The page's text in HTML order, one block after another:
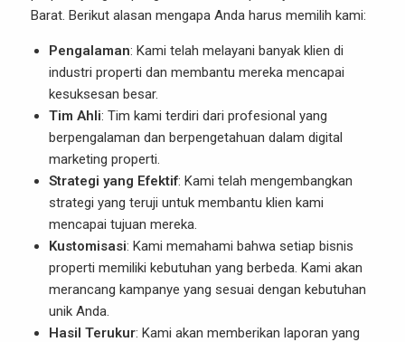
Barat. Berikut alasan mengapa Anda harus memilih kami:
Pengalaman: Kami telah melayani banyak klien di
industri properti dan membantu mereka mencapai
kesuksesan besar.
Tim Ahli: Tim kami terdiri dari profesional yang
berpengalaman dan berpengetahuan dalam digital
marketing properti.
Strategi yang Efektif: Kami telah mengembangkan
strategi yang teruji untuk membantu klien kami
mencapai tujuan mereka.
Kustomisasi: Kami memahami bahwa setiap bisnis
properti memiliki kebutuhan yang berbeda. Kami akan
merancang kampanye yang sesuai dengan kebutuhan
unik Anda.
Hasil Terukur: Kami akan memberikan laporan yang